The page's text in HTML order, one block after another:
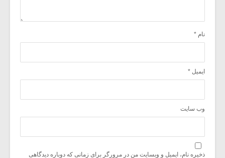
نام *
ایمیل *
وب‌ سایت
ذخیره نام، ایمیل و وبسایت من در مرورگر برای زمانی که دوباره دیدگاهی